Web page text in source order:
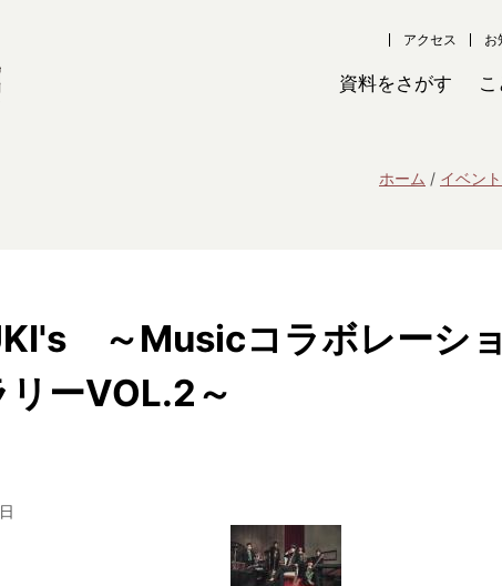
アクセス お
資料をさがす
ホーム イベン
～Musicコラボレーシ
リーVOL.2～